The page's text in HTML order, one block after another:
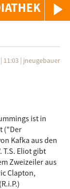
11:03 | jneugebauer
ist in
("Der
Kafka aus den
Eliot gibt
Zweizeiler aus
Clapton,